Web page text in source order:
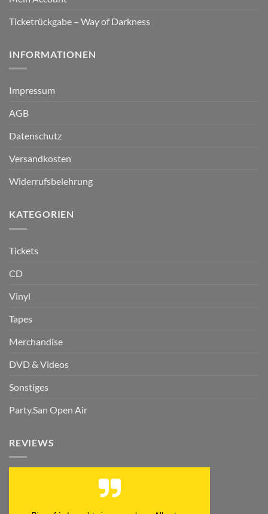
Ticketrückgabe – Way of Darkness
INFORMATIONEN
Impressum
AGB
Datenschutz
Versandkosten
Widerrufsbelehrung
KATEGORIEN
Tickets
CD
Vinyl
Tapes
Merchandise
DVD & Videos
Sonstiges
Party.San Open Air
REVIEWS